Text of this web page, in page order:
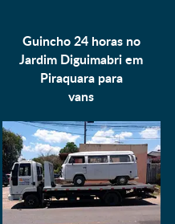
Guincho 24 horas no
Jardim Diguimabri em
Piraquara para
vans